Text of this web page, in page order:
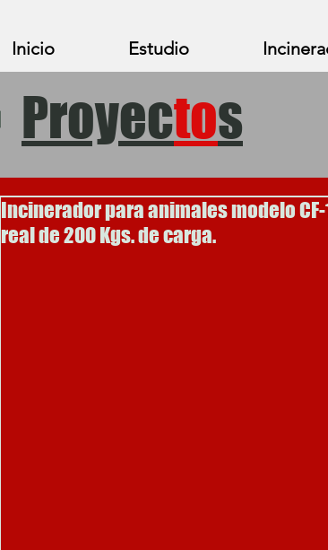
Inicio Estudio
Proyectos
Incinerador para animales modelo
real de 200 Kgs. de carga.